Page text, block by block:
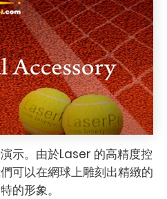
示。由於Laser 的高精度控
可以在網球上雕刻出精緻的
的形象。